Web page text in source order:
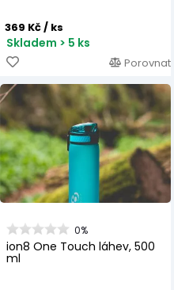
369 Kč/ ks
Skladem > 5 ks
Porovnat
0%
ion8 One Touch láhev, 500
ml